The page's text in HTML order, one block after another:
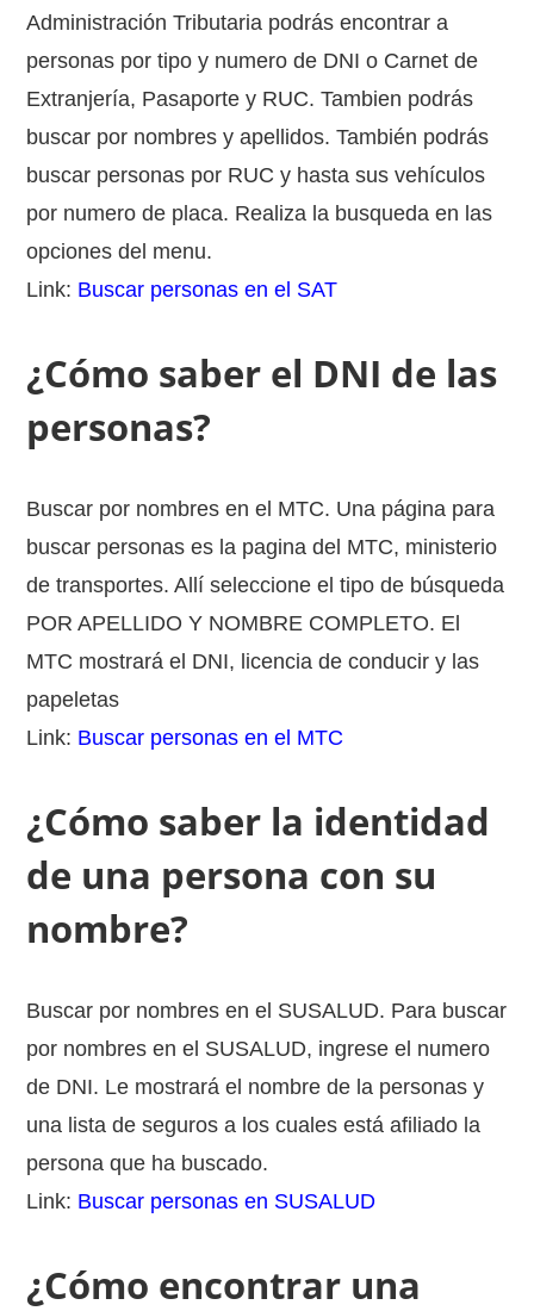
Administración Tributaria podrás encontrar a
personas por tipo y numero de DNI o Carnet de
Extranjería, Pasaporte y RUC. Tambien podrás
buscar por nombres y apellidos. También podrás
buscar personas por RUC y hasta sus vehículos
por numero de placa. Realiza la busqueda en las
opciones del menu.
Link: Buscar personas en el SAT
¿Cómo saber el DNI de las
personas?
Buscar por nombres en el MTC. Una página para
buscar personas es la pagina del MTC, ministerio
de transportes. Allí seleccione el tipo de búsqueda
POR APELLIDO Y NOMBRE COMPLETO. El
MTC mostrará el DNI, licencia de conducir y las
papeletas
Link: Buscar personas en el MTC
¿Cómo saber la identidad
de una persona con su
nombre?
Buscar por nombres en el SUSALUD. Para buscar
por nombres en el SUSALUD, ingrese el numero
de DNI. Le mostrará el nombre de la personas y
una lista de seguros a los cuales está afiliado la
persona que ha buscado.
Link: Buscar personas en SUSALUD
¿Cómo encontrar una